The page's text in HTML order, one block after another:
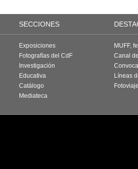
SECCIONES
Exposiciones
Fotografías del CdF
Investigación
Educativa
Catálogo
Mediateca
MUFF,
Canal
Líneas